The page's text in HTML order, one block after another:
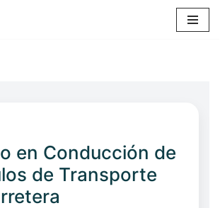
en Conducción de
de Transporte